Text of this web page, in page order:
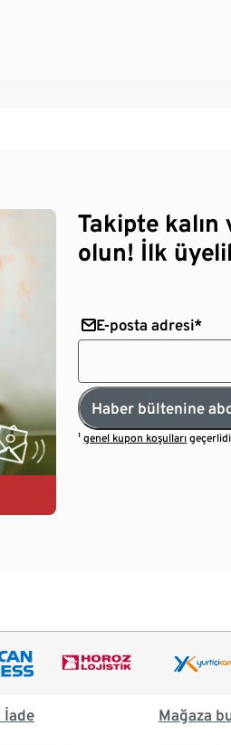
Takipte
olun! İlk
E-posta adresi*
Haber bültenine
¹genel kupon koşulları
İade Mağaza